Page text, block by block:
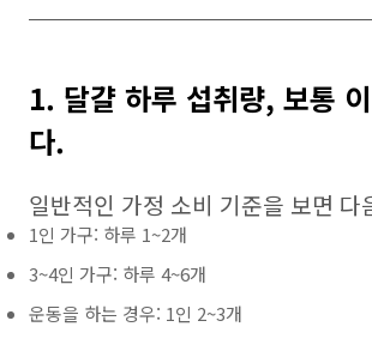
1. 달걀 하루 섭취량, 보통
다.
일반적인 가정 소비 기준을 보면 다
1인 가구: 하루 1~2개
3~4인 가구: 하루 4~6개
운동을 하는 경우: 1인 2~3개